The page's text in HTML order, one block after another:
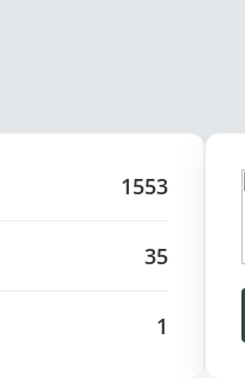
1553
35
1